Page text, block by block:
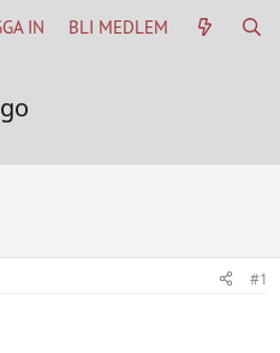
IN BLI MEDLEM
#1